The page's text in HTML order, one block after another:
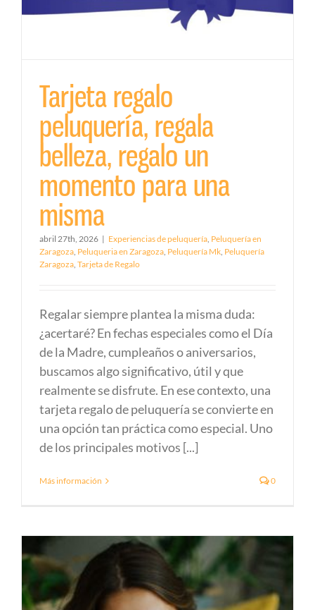
Tarjeta regalo
peluquería, regala
belleza, regalo un
momento para una
misma
abril 27th, 2026 | Experiencias de peluquería, Peluquería en
Zaragoza, Peluqueria en Zaragoza, Peluquería Mk, Peluquería
Zaragoza, Tarjeta de Regalo
Regalar siempre plantea la misma duda:
¿acertaré? En fechas especiales como el Día
de la Madre, cumpleaños o aniversarios,
buscamos algo significativo, útil y que
realmente se disfrute. En ese contexto, una
tarjeta regalo de peluquería se convierte en
una opción tan práctica como especial. Uno
de los principales motivos [...]
Más información 0